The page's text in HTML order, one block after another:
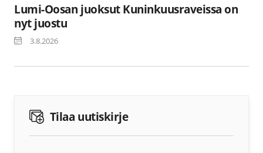
Lumi-Oosan juoksut Kuninkuusraveissa on
nyt juostu
3.8.2026
Tilaa uutiskirje